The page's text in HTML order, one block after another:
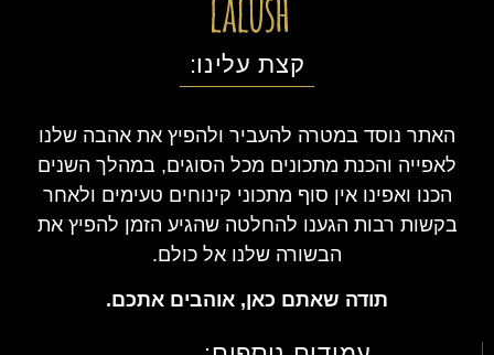
קצת עלינו:
האתר נוסד במטרה להעביר ולהפיץ את אהבה שלנו
לאפייה והכנת מתכונים מכל הסוגים, במהלך השנים
הכנו ואפינו אין סוף מתכוני קינוחים טעימים ולאחר
בקשות רבות הגענו להחלטה שהגיע הזמן להפיץ את
הבשורה שלנו אל כולם.
תודה שאתם כאן, אוהבים אתכם.